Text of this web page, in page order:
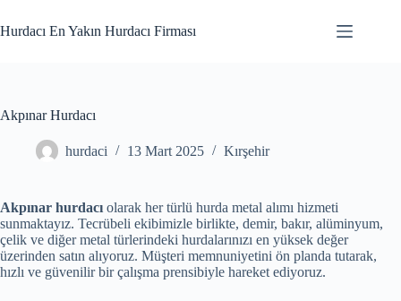
to
content
Hurdacı En Yakın Hurdacı Firması
Akpınar Hurdacı
hurdaci 13 Mart 2025 Kırşehir
Akpınar hurdacı olarak her türlü hurda metal alımı hizmeti
sunmaktayız. Tecrübeli ekibimizle birlikte, demir, bakır, alüminyum,
çelik ve diğer metal türlerindeki hurdalarınızı en yüksek değer
üzerinden satın alıyoruz. Müşteri memnuniyetini ön planda tutarak,
hızlı ve güvenilir bir çalışma prensibiyle hareket ediyoruz.